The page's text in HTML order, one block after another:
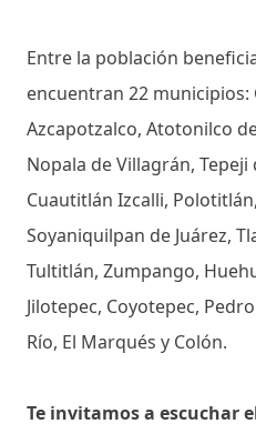
Entre la población
encuentran 22 municipios:
Azcapotzalco, Atotonilco
Nopala de Villagrán, Tepeji
Cuautitlán Izcalli,
Soyaniquilpan de Juárez,
Tultitlán, Zumpango,
Jilotepec, Coyotepec,
Río, El Marqués y Colón.
Te invitamos a escuchar